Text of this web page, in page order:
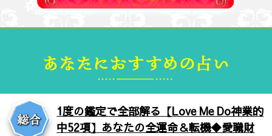
1度の鑑定で全部解る【Love Me Do神業的
中52項】あなたの全運命＆転機◆愛職財